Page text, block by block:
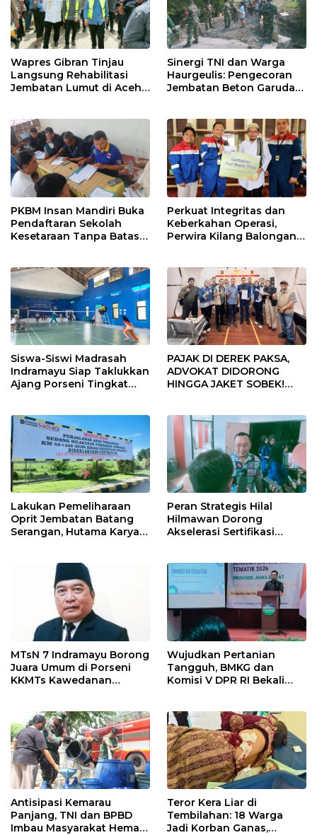
Wapres Gibran Tinjau
Langsung Rehabilitasi
Jembatan Lumut di Aceh
Sinergi TNI dan Warga
Haurgeulis: Pengecoran
Jembatan Beton Garuda
PKBM Insan Mandiri Buka
Pendaftaran Sekolah
Kesetaraan Tanpa Batas
Perkuat Integritas dan
Keberkahan Operasi,
Perwira Kilang Balongan
Siswa-Siswi Madrasah
Indramayu Siap Taklukkan
Ajang Porseni Tingkat
PAJAK DI DEREK PAKSA,
ADVOKAT DIDORONG
HINGGA JAKET SOBEK!
Pekanbaru!
Lakukan Pemeliharaan
Oprit Jembatan Batang
Serangan, Hutama Karya
Peran Strategis Hilal
Hilmawan Dorong
Akselerasi Sertifikasi
Indramayu
MTsN 7 Indramayu Borong
Juara Umum di Porseni
KKMTs Kawedanan
Wujudkan Pertanian
Tangguh, BMKG dan
Komisi V DPR RI Bekali
Antisipasi Kemarau
Panjang, TNI dan BPBD
Imbau Masyarakat Hemat
Teror Kera Liar di
Tembilahan: 18 Warga
Jadi Korban Ganas,